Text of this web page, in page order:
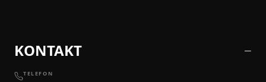
KONTAKT
TELEFON